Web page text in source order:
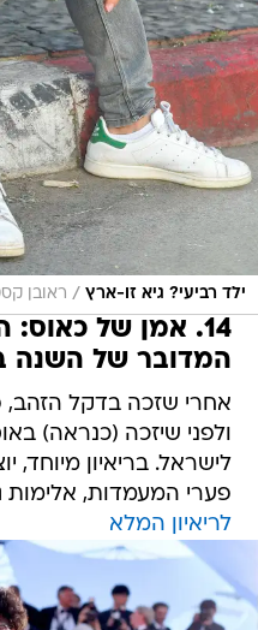
ילד רביעי? גיא זו-ארץ / ראובן
14. אמן של
המדובר של השנה
אחרי שזכה בדקל הזהב,
ולפני שיזכה (כנראה)
לישראל. בריאיון מיוחד,
פערי המעמדות, אלימות
לריאיון המלא